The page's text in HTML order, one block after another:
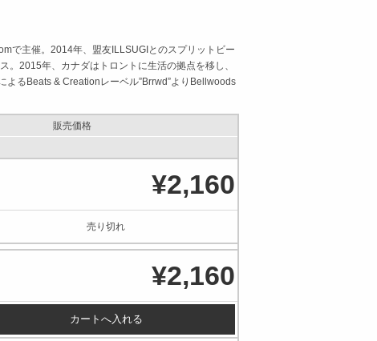
で主催。2014年、盟友ILLSUGIとのスプリットビー
。2015年、カナダはトロントに生活の拠点を移し、
るBeats & Creationレーベル”Brrwd”よりBellwoods
販売価格
¥2,160
売り切れ
¥2,160